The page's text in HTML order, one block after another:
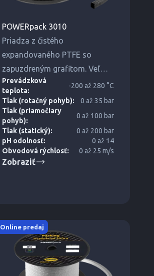
POWERpack 3010
Priadza z čistého
expandovaného PTFE so
zapuzdreným grafitom. Veľmi
dobré klzné vlastnosti a
odolnosť proti opotrebovaniu.
Prevádzková
teplota:
-200 až 280 °C
Tlak (rotačný pohyb):
0 až 35 bar
Tlak (priamočiary
pohyb):
0 až 100 bar
Tlak (statický):
0 až 200 bar
pH odolnosť:
0 až 14
Obvodová rýchlosť:
0 až 25 m/s
Zobraziť
Online predaj